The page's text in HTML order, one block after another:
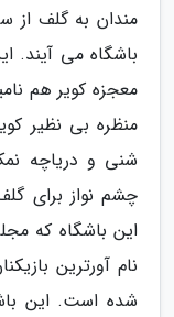
مندان به گلف از
باشگاه می آیند.
معجزه کویر هم
منظره بی نظیر
شنی و دریاچه
چشم نواز برای
این باشگاه که
نام آورترین